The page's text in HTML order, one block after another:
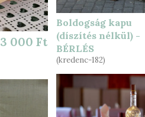
3 000 Ft
Boldogság kapu
(díszítés nélkül) -
BÉRLÉS
(kredenc-182)